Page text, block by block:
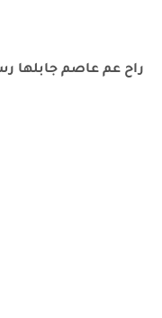
راح عم عاصم جابلها